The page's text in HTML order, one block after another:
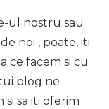
ul nostru sau
noi , poate, iti
ce facem si cu
blog ne
si sa iti oferim